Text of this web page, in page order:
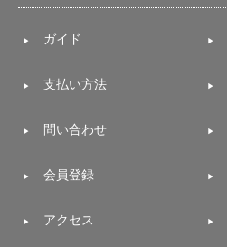
ガイド
支払い方法
問い合わせ
会員登録
アクセス